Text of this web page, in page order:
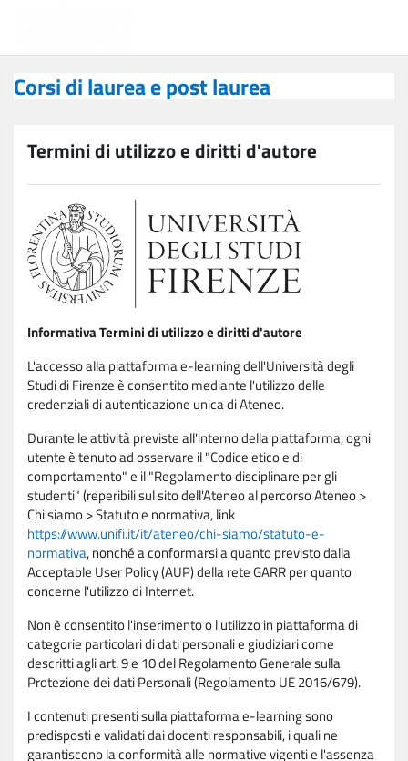
Corsi di laurea e post laurea
Termini di utilizzo e diritti d'autore
Informativa Termini di utilizzo e diritti d'autore
L'accesso alla piattaforma e-learning dell'Università degli
Studi di Firenze è consentito mediante l'utilizzo delle
credenziali di autenticazione unica di Ateneo.
Durante le attività previste all'interno della piattaforma, ogni
utente è tenuto ad osservare il "Codice etico e di
comportamento" e il "Regolamento disciplinare per gli
studenti" (reperibili sul sito dell'Ateneo al percorso Ateneo >
Chi siamo > Statuto e normativa, link
https://www.unifi.it/it/ateneo/chi-siamo/statuto-e-
normativa, nonché a conformarsi a quanto previsto dalla
Acceptable User Policy (AUP) della rete GARR per quanto
concerne l'utilizzo di Internet.
Non è consentito l'inserimento o l'utilizzo in piattaforma di
categorie particolari di dati personali e giudiziari come
descritti agli art. 9 e 10 del Regolamento Generale sulla
Protezione dei dati Personali (Regolamento UE 2016/679).
I contenuti presenti sulla piattaforma e-learning sono
predisposti e validati dai docenti responsabili, i quali ne
garantiscono la conformità alle normative vigenti e l'assenza